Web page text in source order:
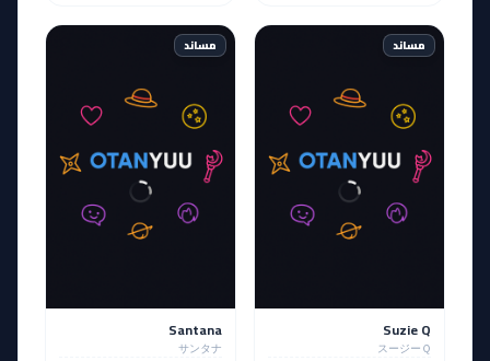
مساند
Suzie Q
スージーＱ
مساند
Santana
サンタナ